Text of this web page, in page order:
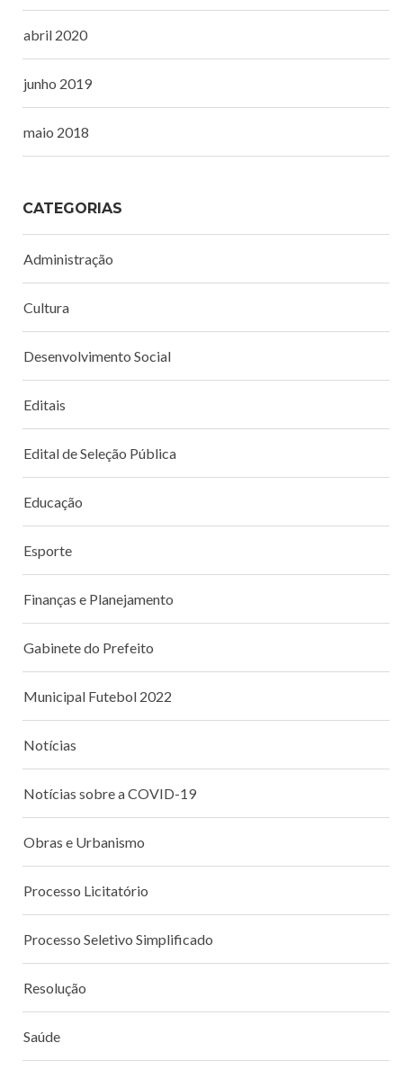
abril 2020
junho 2019
maio 2018
CATEGORIAS
Administração
Cultura
Desenvolvimento Social
Editais
Edital de Seleção Pública
Educação
Esporte
Finanças e Planejamento
Gabinete do Prefeito
Municipal Futebol 2022
Notícias
Notícias sobre a COVID-19
Obras e Urbanismo
Processo Licitatório
Processo Seletivo Simplificado
Resolução
Saúde